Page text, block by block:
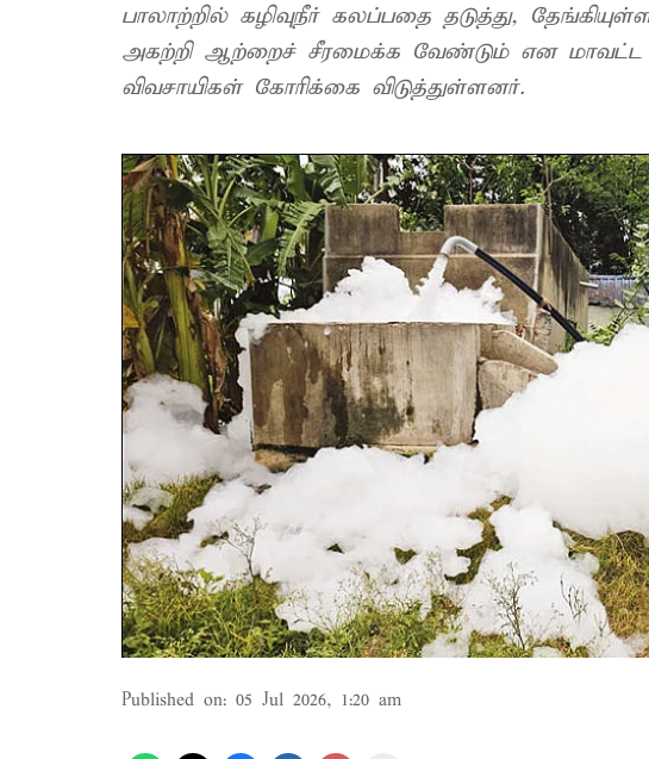
பாலாற்றில் கழிவுநீர் கலப்பதை தடுத்து,
அகற்றி ஆற்றைச் சீரமைக்க வேண்டும் என மாவட்ட
விவசாயிகள் கோரிக்கை விடுத்துள்ளனர்.
Published on: 05 Jul 2026, 1:20 am